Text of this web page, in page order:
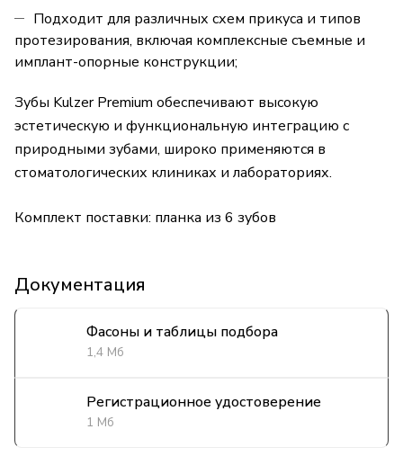
Подходит для различных схем прикуса и типов
протезирования, включая комплексные съемные и
имплант-опорные конструкции;
Зубы Kulzer Premium обеспечивают высокую
эстетическую и функциональную интеграцию с
природными зубами, широко применяются в
стоматологических клиниках и лабораториях.
Комплект поставки: планка из 6 зубов
Документация
Фасоны и таблицы подбора
1,4 Мб
Регистрационное удостоверение
1 Мб